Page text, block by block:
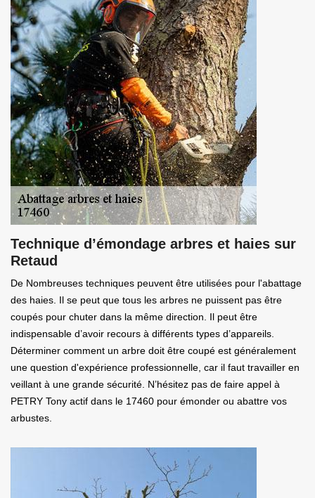
Technique d’émondage arbres et haies sur
Retaud
De Nombreuses techniques peuvent être utilisées pour l'abattage
des haies. Il se peut que tous les arbres ne puissent pas être
coupés pour chuter dans la même direction. Il peut être
indispensable d’avoir recours à différents types d’appareils.
Déterminer comment un arbre doit être coupé est généralement
une question d'expérience professionnelle, car il faut travailler en
veillant à une grande sécurité. N’hésitez pas de faire appel à
PETRY Tony actif dans le 17460 pour émonder ou abattre vos
arbustes.